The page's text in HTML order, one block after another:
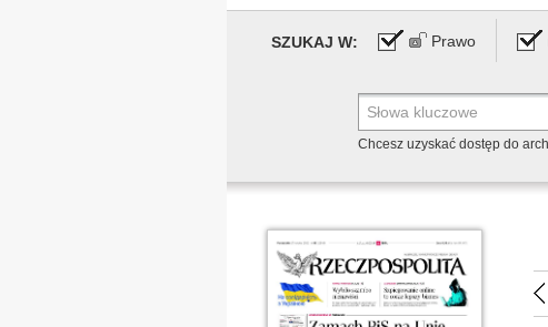
SZUKAJ W: Prawo
Chcesz uzyskać dostęp do